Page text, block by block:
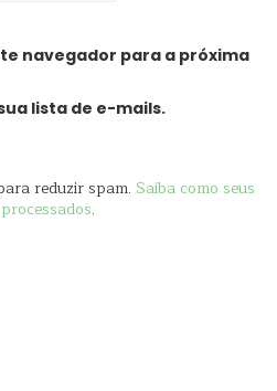
navegador para a próxima
lista de e-mails.
reduzir spam. Saiba como seus
.